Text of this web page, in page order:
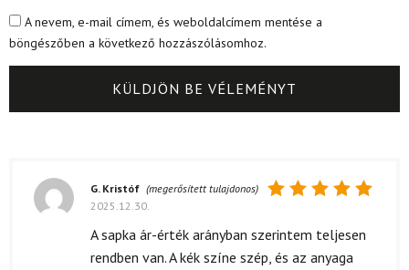
A nevem, e-mail címem, és weboldalcímem mentése a
böngészőben a következő hozzászólásomhoz.
5/ 5
G. Kristóf (megerősített tulajdonos)
2025.12.30.
A sapka ár-érték arányban szerintem teljesen
rendben van. A kék színe szép, és az anyaga